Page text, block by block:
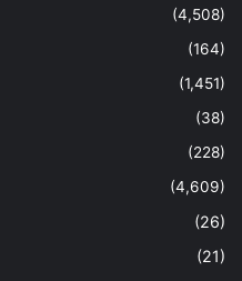
(4,508)
(164)
(1,451)
(38)
(228)
(4,609)
(26)
(21)